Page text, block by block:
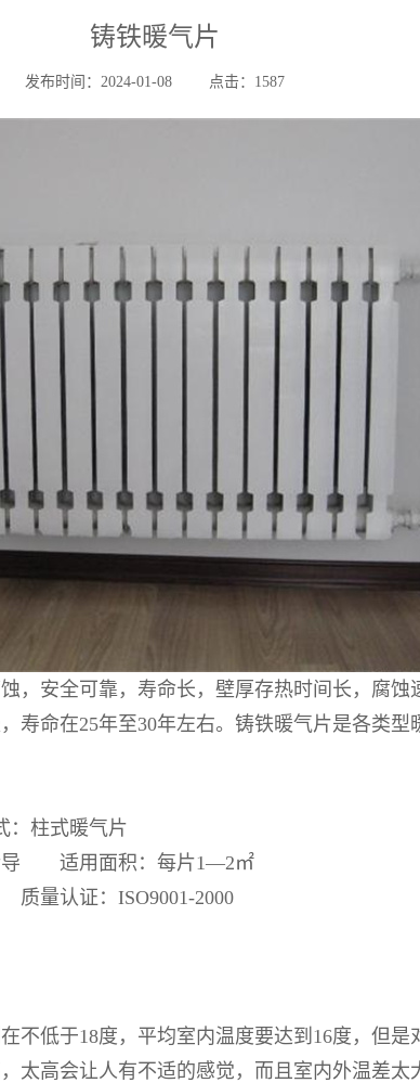
铸铁暖气片
发布时间：2024-01-08 点击：1587
，安全可靠，寿命长，壁厚存热时间长，腐蚀
寿命在25年至30年左右。铸铁暖气片是各类型
柱式暖气片
适用面积：每片1—2㎡
认证：ISO9001-2000
低于18度，平均室内温度要达到16度，但是
太高会让人有不适的感觉，而且室内外温差太